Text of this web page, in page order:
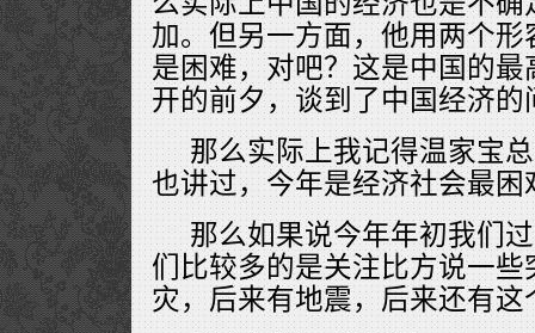
加。但另一方面，他用两个
是困难，对吧？这是中国的
开的前夕，谈到了中国经济的
那么实际上我记得温家宝
也讲过，今年是经济社会最困
那么如果说今年年初我们
们比较多的是关注比方说一
灾，后来有地震，后来还有